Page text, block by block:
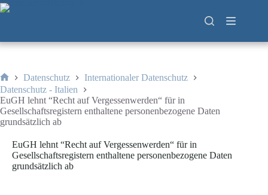
Zum
Inhalt
Start
Datenschutz
Internationaler Datenschutz
Datenschutz - Italien
EuGH lehnt “Recht auf Vergessenwerden“ für in
Gesellschaftsregistern enthaltene personenbezogene Daten
grundsätzlich ab
EuGH lehnt “Recht auf Vergessenwerden“ für in
Gesellschaftsregistern enthaltene personenbezogene Daten
grundsätzlich ab